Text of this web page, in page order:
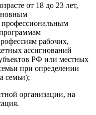
от 18 до 23 лет,
рабочих,
ассигнований
РФ или местных
при определении
семьи);
организации, на